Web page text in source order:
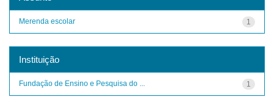
1
Merenda escolar
Instituição
1
Fundação de Ensino e Pesquisa do ...